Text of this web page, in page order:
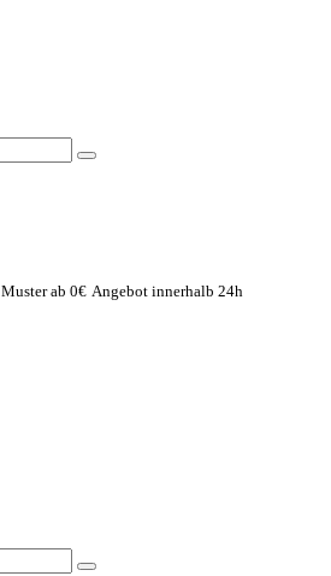
Muster ab 0€ Angebot innerhalb 24h